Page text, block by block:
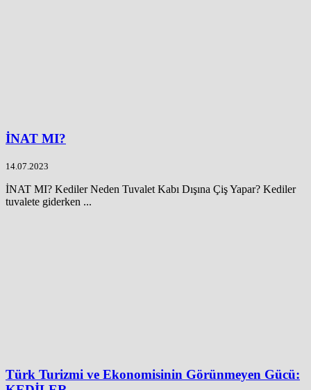
İNAT MI?
14.07.2023
İNAT MI? Kediler Neden Tuvalet Kabı Dışına Çiş Yapar? Kediler
tuvalete giderken ...
Türk Turizmi ve Ekonomisinin Görünmeyen Gücü: